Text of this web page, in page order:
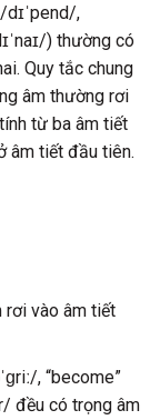
dɪˈpend/,
) thường có
Quy tắc chung
âm thường rơi
từ ba âm tiết
âm tiết đầu tiên.
rơi vào âm tiết
, “become”
đều có trọng âm